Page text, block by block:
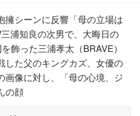
擁シーンに反響「母の立場は
浦知良の次男で、大晦日の
飾った三浦孝太（BRAVE）
した父のキングカズ、女優の
画像に対し、「母の心境、ジ
の顔